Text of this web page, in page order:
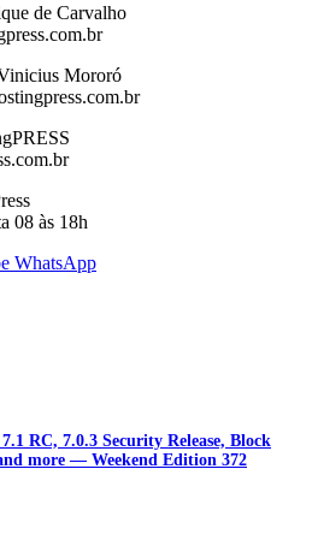
de Carvalho
Mororó
08 às 18h
WhatsApp
RC, 7.0.3 Security Release, Block
more — Weekend Edition 372